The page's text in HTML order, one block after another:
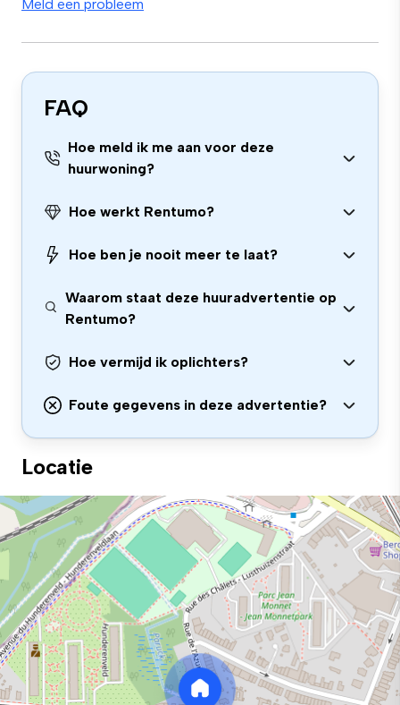
Meld een probleem
FAQ
Hoe meld ik me aan voor deze
huurwoning?
Hoe werkt Rentumo?
Hoe ben je nooit meer te laat?
Waarom staat deze huuradvertentie op
Rentumo?
Hoe vermijd ik oplichters?
Foute gegevens in deze advertentie?
Locatie